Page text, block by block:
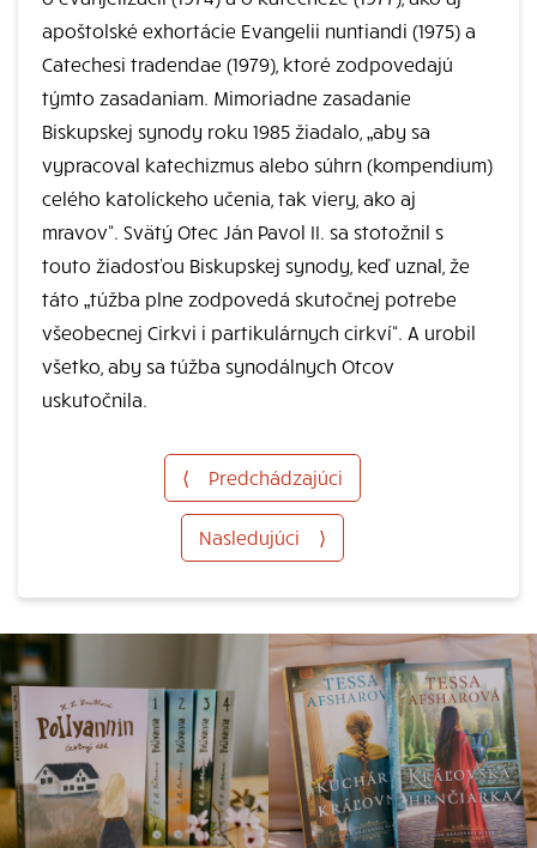
apoštolské exhortácie Evangelii nuntiandi (1975) a
Catechesi tradendae (1979), ktoré zodpovedajú
týmto zasadaniam. Mimoriadne zasadanie
Biskupskej synody roku 1985 žiadalo, „aby sa
vypracoval katechizmus alebo súhrn (kompendium)
celého katolíckeho učenia, tak viery, ako aj
mravov“. Svätý Otec Ján Pavol II. sa stotožnil s
touto žiadosťou Biskupskej synody, keď uznal, že
táto „túžba plne zodpovedá skutočnej potrebe
všeobecnej Cirkvi i partikulárnych cirkví“. A urobil
všetko, aby sa túžba synodálnych Otcov
uskutočnila.
⟨ Predchádzajúci
Nasledujúci ⟩